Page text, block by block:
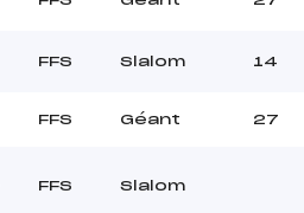
FFS Slalom 14
FFS Géant 27
FFS Slalom